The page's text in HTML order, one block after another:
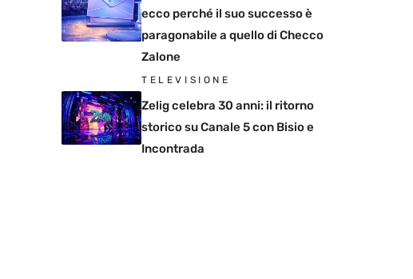
ecco perché il suo successo è
paragonabile a quello di Checco
Zalone
TELEVISIONE
Zelig celebra 30 anni: il ritorno
storico su Canale 5 con Bisio e
Incontrada